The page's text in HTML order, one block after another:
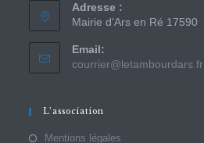
Adresse :
Mairie d'Ars en Ré 17590
Email:
courrier@letambourdars.fr
L’association
Mentions légales